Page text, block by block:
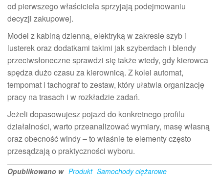
od pierwszego właściciela sprzyjają podejmowaniu
decyzji zakupowej.
Model z kabiną dzienną, elektryką w zakresie szyb i
lusterek oraz dodatkami takimi jak szyberdach i blendy
przeciwsłoneczne sprawdzi się także wtedy, gdy kierowca
spędza dużo czasu za kierownicą. Z kolei automat,
tempomat i tachograf to zestaw, który ułatwia organizację
pracy na trasach i w rozkładzie zadań.
Jeżeli dopasowujesz pojazd do konkretnego profilu
działalności, warto przeanalizować wymiary, masę własną
oraz obecność windy – to właśnie te elementy często
przesądzają o praktyczności wyboru.
Opublikowano w Produkt Samochody ciężarowe